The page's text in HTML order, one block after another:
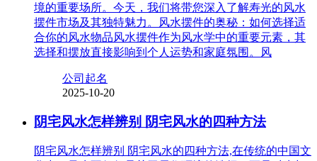
境的重要场所。今天，我们将带您深入了解寿光的风水
摆件市场及其独特魅力。风水摆件的奥秘：如何选择适
合你的风水物品风水摆件作为风水学中的重要元素，其
选择和摆放直接影响到个人运势和家庭氛围。风
公司起名
2025-10-20
阴宅风水怎样辨别 阴宅风水的四种方法
阴宅风水怎样辨别 阴宅风水的四种方法,在传统的中国文